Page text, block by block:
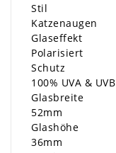
Stil
Katzenaugen
Glaseffekt
Polarisiert
Schutz
100% UVA & UVB
Glasbreite
52mm
Glashöhe
36mm